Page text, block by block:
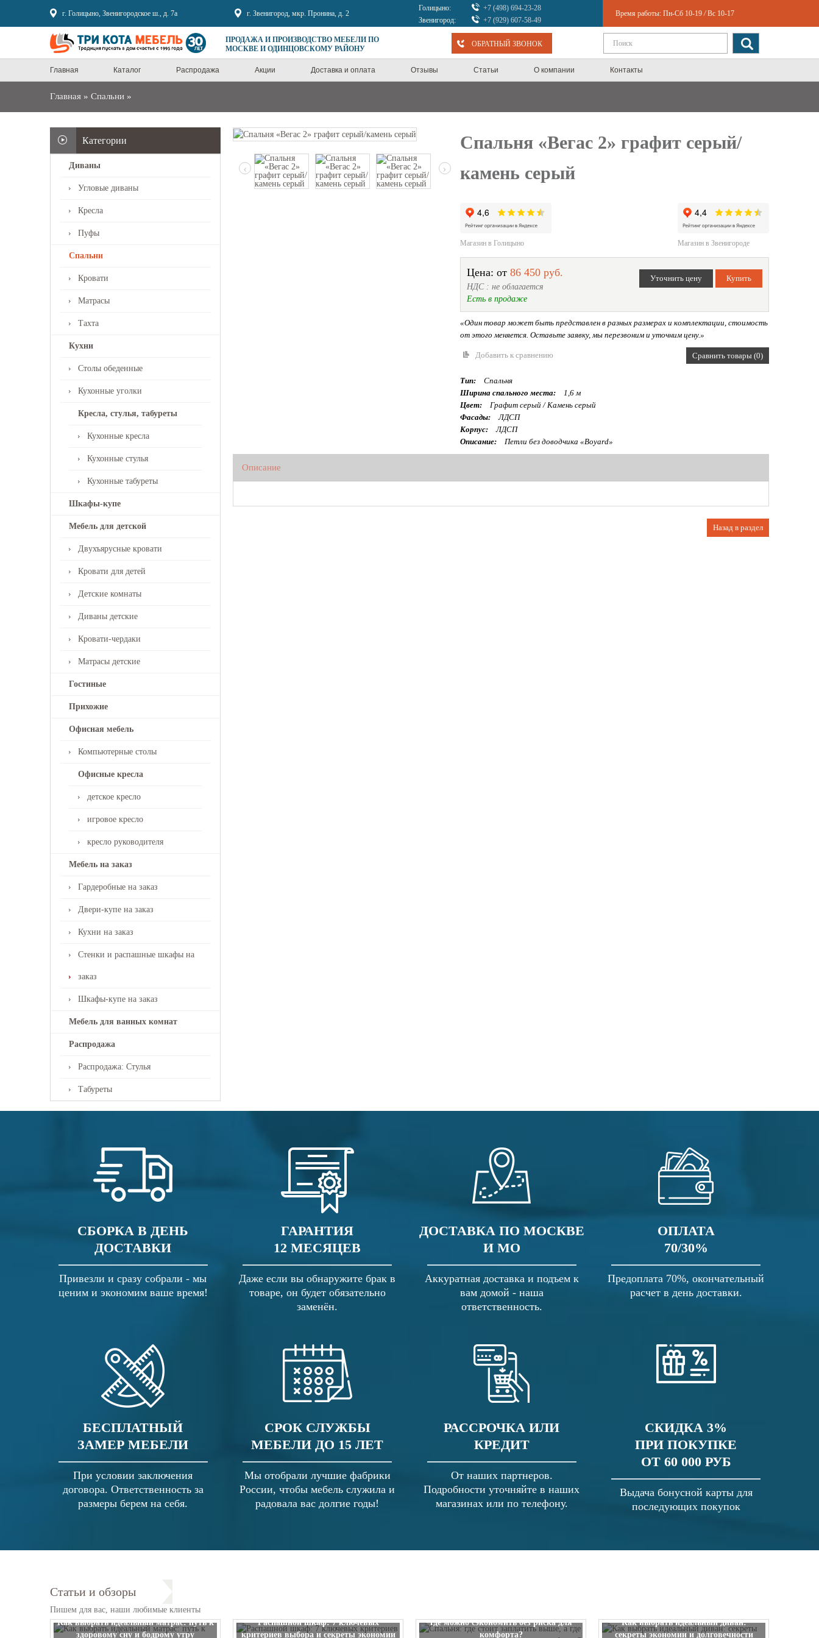
г. Голицыно, Звенигородское ш., д. 7а г. Звенигород, мкр. Пронина, д. 2
Голицыно:
+7 (498) 694-23-28
Звенигород:
+7 (929) 607-58-49
Время работы: Пн-Сб 10-19 / Вс 10-17
ПРОДАЖА И ПРОИЗВОДСТВО МЕБЕЛИ ПО
МОСКВЕ И ОДИНЦОВСКОМУ РАЙОНУ
ОБРАТНЫЙ ЗВОНОК
Главная Каталог Распродажа Акции Доставка и оплата Отзывы Статьи О компании Контакты
Главная » Спальни »
Категории
Диваны
Угловые диваны
Кресла
Пуфы
Спальни
Кровати
Матрасы
Тахта
Кухни
Столы обеденные
Кухонные уголки
Кресла, стулья, табуреты
Кухонные кресла
Кухонные стулья
Кухонные табуреты
Шкафы-купе
Мебель для детской
Двухъярусные кровати
Кровати для детей
Детские комнаты
Диваны детские
Кровати-чердаки
Матрасы детские
Гостиные
Прихожие
Офисная мебель
Компьютерные столы
Офисные кресла
детское кресло
игровое кресло
кресло руководителя
Мебель на заказ
Гардеробные на заказ
Двери-купе на заказ
Кухни на заказ
Стенки и распашные шкафы на
заказ
Шкафы-купе на заказ
Мебель для ванных комнат
Распродажа
Распродажа: Стулья
Табуреты
‹ ›
Спальня «Вегас 2» графит серый/
камень серый
Магазин в Голицыно Магазин в Звенигороде
Цена: от 86 450 руб.
НДС : не облагается
Есть в продаже
«Один товар может быть представлен в разных размерах и комплектации, стоимость
от этого меняется. Оставьте заявку, мы перезвоним и уточним цену.»
Добавить к сравнению Сравнить товары (0)
Тип:
Спальня
Ширина спального места:
1,6 м
Цвет:
Графит серый / Камень серый
Фасады:
ЛДСП
Корпус:
ЛДСП
Описание:
Петли без доводчика «Boyard»
Описание
Назад в раздел
СБОРКА В ДЕНЬ
ДОСТАВКИ
Привезли и сразу собрали - мы
ценим и экономим ваше время!
ГАРАНТИЯ
12 МЕСЯЦЕВ
Даже если вы обнаружите брак в
товаре, он будет обязательно
заменён.
ДОСТАВКА ПО МОСКВЕ
И МО
Аккуратная доставка и подъем к
вам домой - наша
ответственность.
ОПЛАТА
70/30%
Предоплата 70%, окончательный
расчет в день доставки.
БЕСПЛАТНЫЙ
ЗАМЕР МЕБЕЛИ
При условии заключения
договора. Ответственность за
размеры берем на себя.
СРОК СЛУЖБЫ
МЕБЕЛИ ДО 15 ЛЕТ
Мы отобрали лучшие фабрики
России, чтобы мебель служила и
радовала вас долгие годы!
РАССРОЧКА ИЛИ
КРЕДИТ
От наших партнеров.
Подробности уточняйте в наших
магазинах или по телефону.
СКИДКА 3%
ПРИ ПОКУПКЕ
ОТ 60 000 РУБ
Выдача бонусной карты для
последующих покупок
Статьи и обзоры
Пишем для вас, наши любимые клиенты
Как выбрать идеальный матрас: путь к
здоровому сну и бодрому утру
Распашной шкаф: 7 ключевых
критериев выбора и секреты экономии
где можно сэкономить без риска для
комфорта?
Как выбрать идеальный диван:
секреты экономии и долговечности